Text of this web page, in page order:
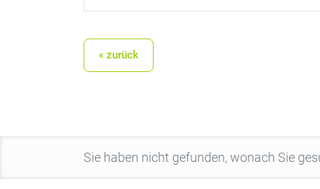
« zurück